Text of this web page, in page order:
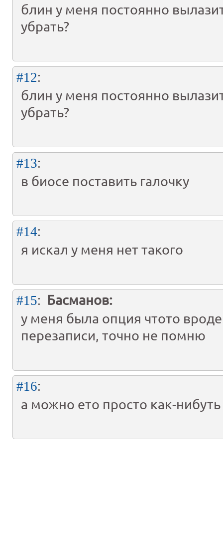
блин у меня постоянно
убрать?
#12:
блин у меня постоянно
убрать?
#13:
в биосе поставить галочку
#14:
я искал у меня нет такого
#15: Басманов:
у меня была опция чтото
перезаписи, точно не помню
#16:
а можно ето просто как-нибуть